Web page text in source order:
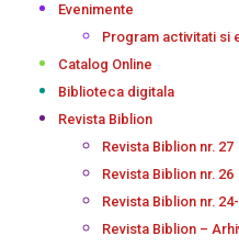
Evenimente
Program activitati si
Catalog Online
Biblioteca digitala
Revista Biblion
Revista Biblion nr. 27
Revista Biblion nr. 26
Revista Biblion nr.
Revista Biblion –